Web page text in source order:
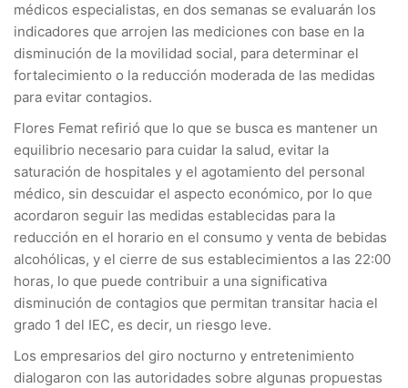
médicos especialistas, en dos semanas se evaluarán los
indicadores que arrojen las mediciones con base en la
disminución de la movilidad social, para determinar el
fortalecimiento o la reducción moderada de las medidas
para evitar contagios.
Flores Femat refirió que lo que se busca es mantener un
equilibrio necesario para cuidar la salud, evitar la
saturación de hospitales y el agotamiento del personal
médico, sin descuidar el aspecto económico, por lo que
acordaron seguir las medidas establecidas para la
reducción en el horario en el consumo y venta de bebidas
alcohólicas, y el cierre de sus establecimientos a las 22:00
horas, lo que puede contribuir a una significativa
disminución de contagios que permitan transitar hacia el
grado 1 del IEC, es decir, un riesgo leve.
Los empresarios del giro nocturno y entretenimiento
dialogaron con las autoridades sobre algunas propuestas